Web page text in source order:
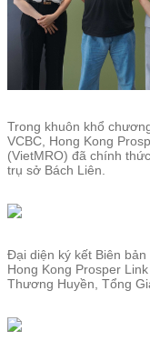
Trong khuôn khổ
VCBC, Hong Kong
(VietMRO) đã chính
trụ sở Bách Liên.
Đại diện ký kết Biên
Hong Kong Prosper
Thương Huyền, Tổng